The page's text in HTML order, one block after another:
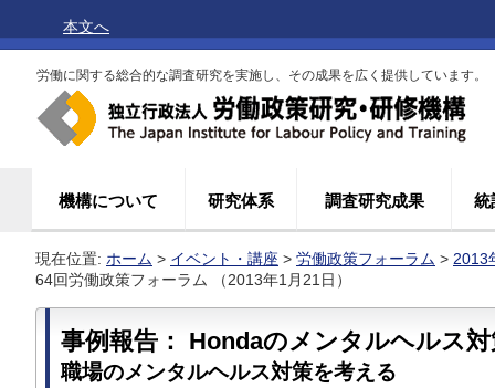
本文へ
労働に関する総合的な調査研究を実施し、その成果を広く提供しています。
機構について 研究体系 調査研究成果 統
現在位置: ホーム > イベント・講座 > 労働政策フォーラム > 2013
64回労働政策フォーラム （2013年1月21日）
事例報告： Hondaのメンタルヘルス
職場のメンタルヘルス対策を考える